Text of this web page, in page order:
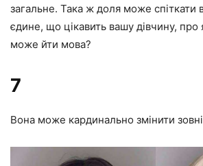
загальне. Така ж доля може
єдине, що цікавить вашу дівчину, про
може йти мова?
7
Вона може кардинально змінити